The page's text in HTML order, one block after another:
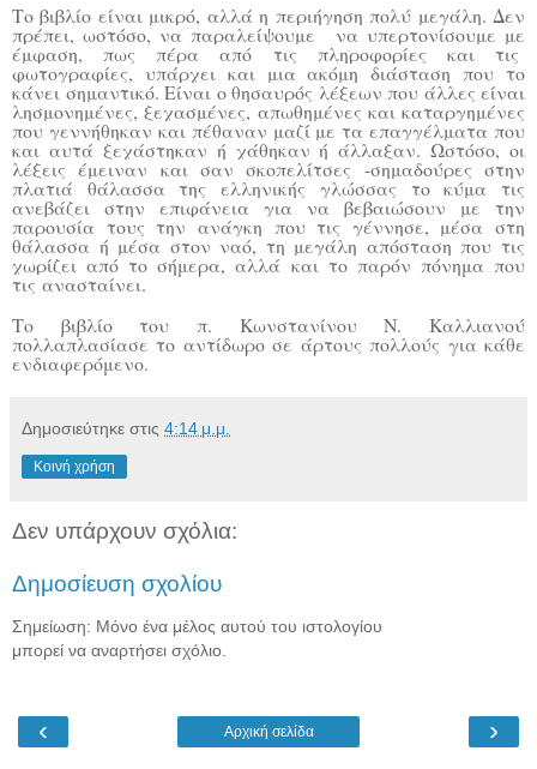
Το βιβλίο είναι μικρό, αλλά η περιήγηση πολύ μεγάλη. Δεν
πρέπει, ωστόσο, να παραλείψουμε να υπερτονίσουμε με
έμφαση, πως πέρα από τις πληροφορίες και τις
φωτογραφίες, υπάρχει και μια ακόμη διάσταση που το
κάνει σημαντικό. Είναι ο θησαυρός λέξεων που άλλες είναι
λησμονημένες, ξεχασμένες, απωθημένες και καταργημένες
που γεννήθηκαν και πέθαναν μαζί με τα επαγγέλματα που
και αυτά ξεχάστηκαν ή χάθηκαν ή άλλαξαν. Ωστόσο, οι
λέξεις έμειναν και σαν σκοπελίτσες -σημαδούρες στην
πλατιά θάλασσα της ελληνικής γλώσσας το κύμα τις
ανεβάζει στην επιφάνεια για να βεβαιώσουν με την
παρουσία τους την ανάγκη που τις γέννησε, μέσα στη
θάλασσα ή μέσα στον ναό, τη μεγάλη απόσταση που τις
χωρίζει από το σήμερα, αλλά και το παρόν πόνημα που
τις ανασταίνει.
Το βιβλίο του π. Κωνστανίνου Ν. Καλλιανού
πολλαπλασίασε το αντίδωρο σε άρτους πολλούς για κάθε
ενδιαφερόμενο.
Δημοσιεύτηκε στις 4:14 μ.μ.
Κοινή χρήση
Δεν υπάρχουν σχόλια:
Δημοσίευση σχολίου
Σημείωση: Μόνο ένα μέλος αυτού του ιστολογίου
μπορεί να αναρτήσει σχόλιο.
‹ ›
Αρχική σελίδα